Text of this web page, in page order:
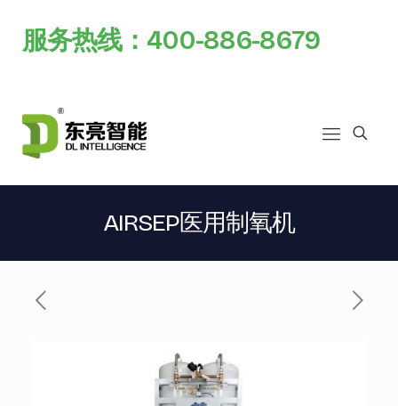
服务热线：400-886-8679
AIRSEP医用制氧机